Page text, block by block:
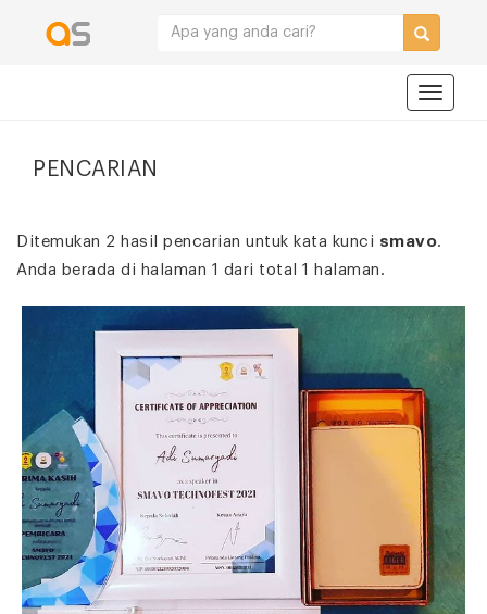
PENCARIAN
Ditemukan 2 hasil pencarian untuk kata kunci smavo.
Anda berada di halaman 1 dari total 1 halaman.